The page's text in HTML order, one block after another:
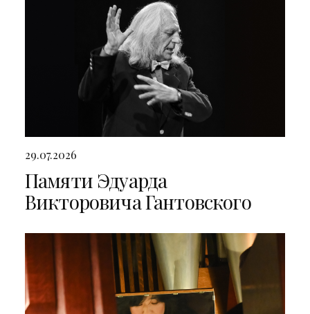
29.07.2026
Памяти Эдуарда
Викторовича Гантовского